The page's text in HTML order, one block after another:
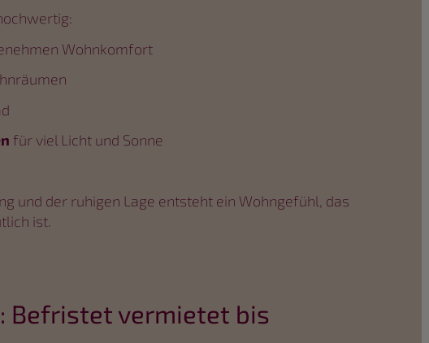
Wohnkomfort
für viel Licht und Sonne
und der ruhigen Lage entsteht ein Wohngefühl, das
ist.
Befristet vermietet bis